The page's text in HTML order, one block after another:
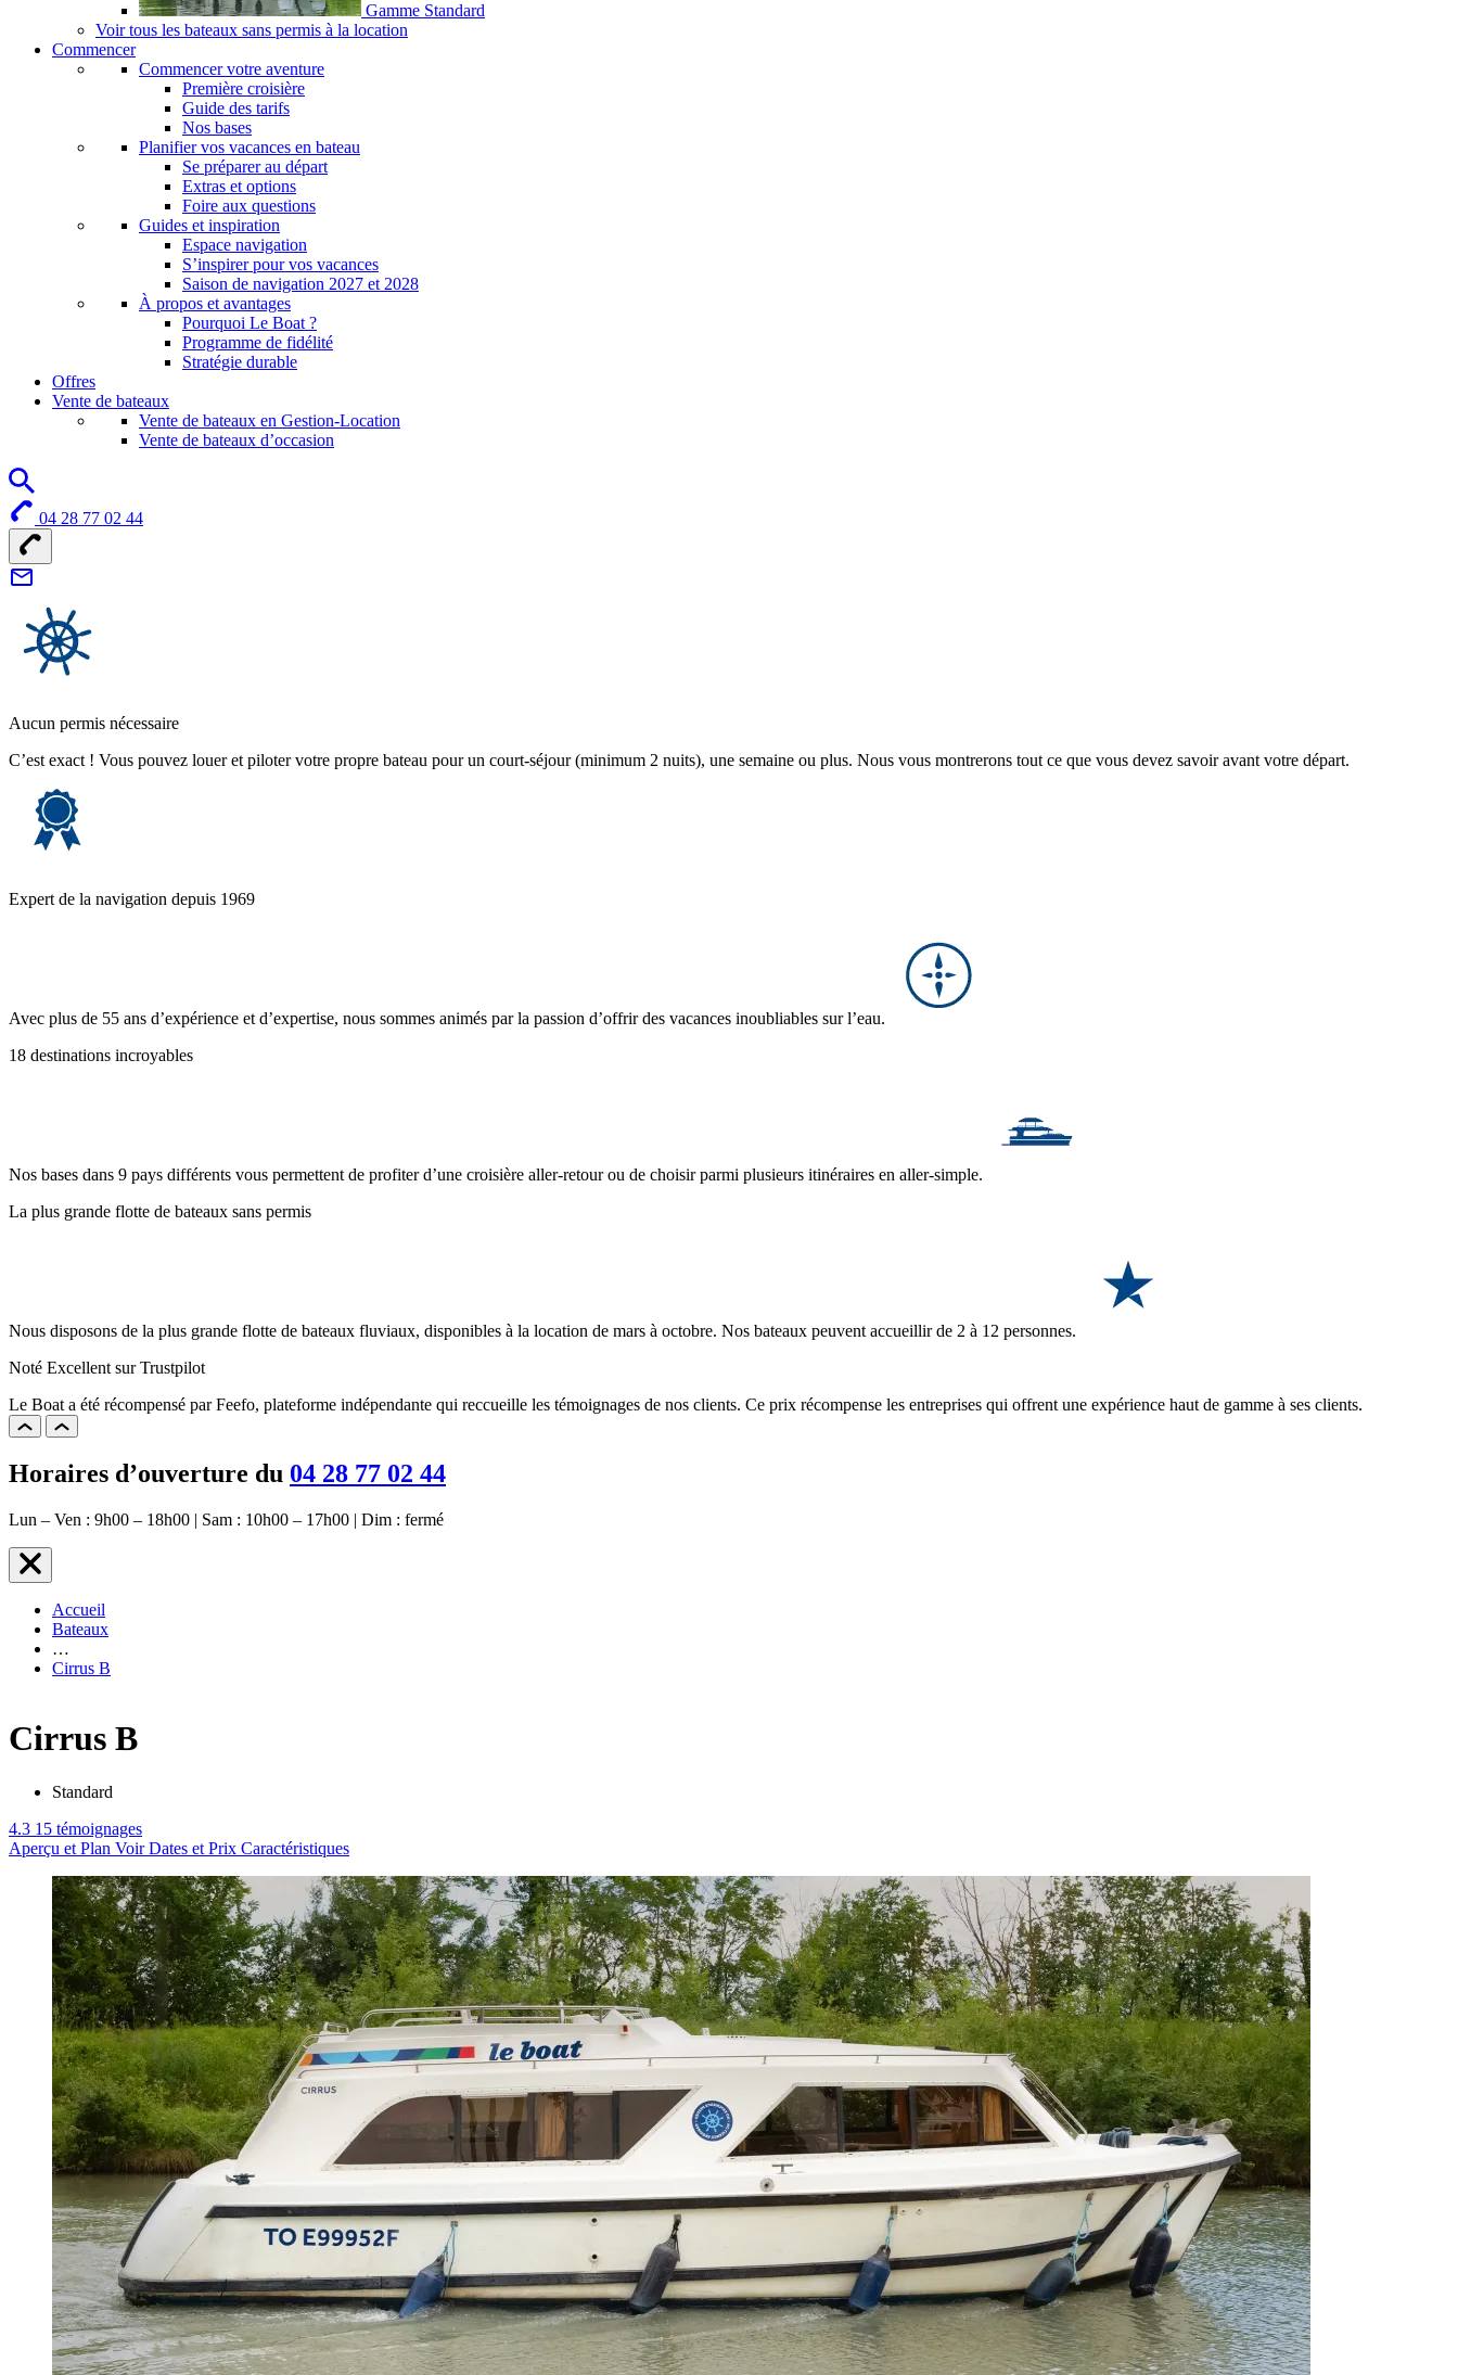
Gamme Standard
Voir tous les bateaux sans permis à la location
Commencer
Commencer votre aventure
Première croisière
Guide des tarifs
Nos bases
Planifier vos vacances en bateau
Se préparer au départ
Extras et options
Foire aux questions
Guides et inspiration
Espace navigation
S’inspirer pour vos vacances
Saison de navigation 2027 et 2028
À propos et avantages
Pourquoi Le Boat ?
Programme de fidélité
Stratégie durable
Offres
Vente de bateaux
Vente de bateaux en Gestion-Location
Vente de bateaux d’occasion
04 28 77 02 44
Aucun permis nécessaire
C’est exact ! Vous pouvez louer et piloter votre propre bateau pour un court-séjour (minimum 2 nuits), une semaine ou plus. Nous vous montrerons tout ce que vous devez savoir avant votre départ.
Expert de la navigation depuis 1969
Avec plus de 55 ans d’expérience et d’expertise, nous sommes animés par la passion d’offrir des vacances inoubliables sur l’eau.
18 destinations incroyables
Nos bases dans 9 pays différents vous permettent de profiter d’une croisière aller-retour ou de choisir parmi plusieurs itinéraires en aller-simple.
La plus grande flotte de bateaux sans permis
Nous disposons de la plus grande flotte de bateaux fluviaux, disponibles à la location de mars à octobre. Nos bateaux peuvent accueillir de 2 à 12 personnes.
Noté Excellent sur Trustpilot
Le Boat a été récompensé par Feefo, plateforme indépendante qui reccueille les témoignages de nos clients. Ce prix récompense les entreprises qui offrent une expérience haut de gamme à ses clients.
Horaires d’ouverture du 04 28 77 02 44
Lun – Ven : 9h00 – 18h00 | Sam : 10h00 – 17h00 | Dim : fermé
Accueil
Bateaux
…
Cirrus B
Cirrus B
Standard
4.3 15 témoignages
Aperçu et Plan Voir Dates et Prix Caractéristiques